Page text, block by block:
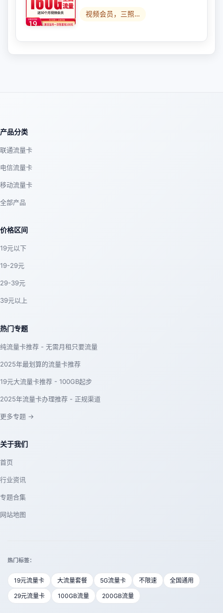
视频会员，三照…
产品分类
联通流量卡
电信流量卡
移动流量卡
全部产品
价格区间
19元以下
19-29元
29-39元
39元以上
热门专题
纯流量卡推荐 - 无需月租只要流量
2025年最划算的流量卡推荐
19元大流量卡推荐 - 100GB起步
2025年流量卡办理推荐 - 正规渠道
更多专题 →
关于我们
首页
行业资讯
专题合集
网站地图
热门标签：
19元流量卡 大流量套餐 5G流量卡 不限速 全国通用
29元流量卡 100GB流量 200GB流量